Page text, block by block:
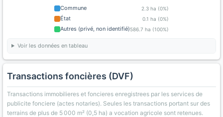
Commune 2.3 ha (0%)
État 0.1 ha (0%)
Autres (privé, non identifié)586.7 ha (100%)
Voir les données en tableau
Transactions foncières (DVF)
Transactions immobilieres et foncieres enregistrees par les services de
publicite fonciere (actes notaries). Seules les transactions portant sur des
terrains de plus de 5 000 m² (0,5 ha) a vocation agricole sont retenues.